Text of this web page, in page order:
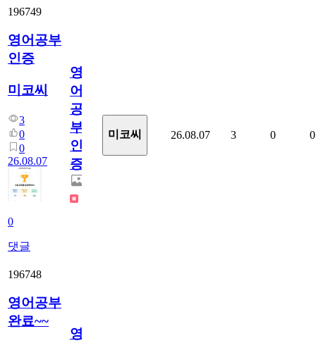
196749
영어공부
인증
미코씨
3
0
0
26.08.07
0
댓글
영
어
공
부
인
증
미코씨 26.08.07 3 0 0
196748
영어공부
완료~~
영